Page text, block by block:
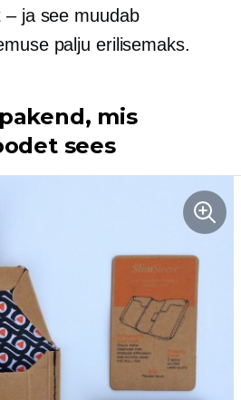
– ja see muudab
palju erilisemaks.
mis
sees